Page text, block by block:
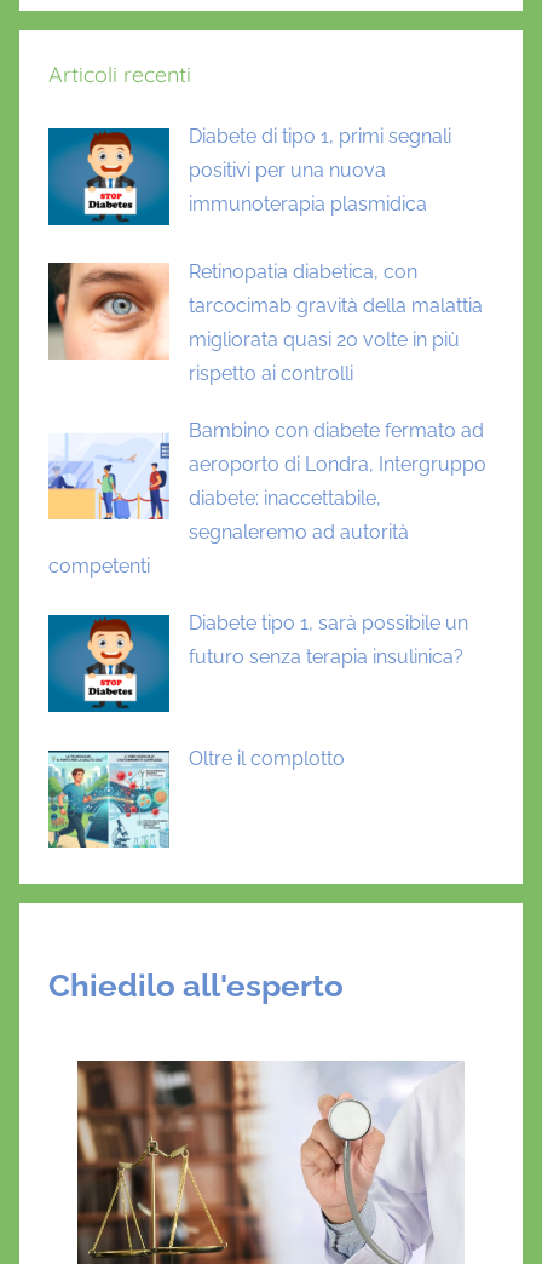
,
i
t
p
o
i
a
e
t
e
t
o
2
,
ff
Articoli recenti
Diabete di tipo 1, primi segnali
positivi per una nuova
immunoterapia plasmidica
Retinopatia diabetica, con
tarcocimab gravità della malattia
migliorata quasi 20 volte in più
rispetto ai controlli
Bambino con diabete fermato ad
aeroporto di Londra, Intergruppo
diabete: inaccettabile,
segnaleremo ad autorità
competenti
Diabete tipo 1, sarà possibile un
futuro senza terapia insulinica?
Oltre il complotto
Chiedilo all'esperto